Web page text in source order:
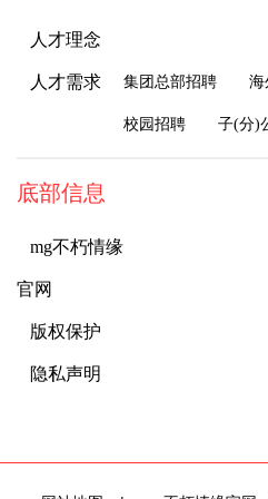
人才理念
人才需求 集团总部招聘 海
校园招聘 子(分)
底部信息
mg不朽情缘
官网
版权保护
隐私声明